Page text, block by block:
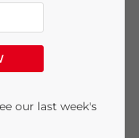
our last week's